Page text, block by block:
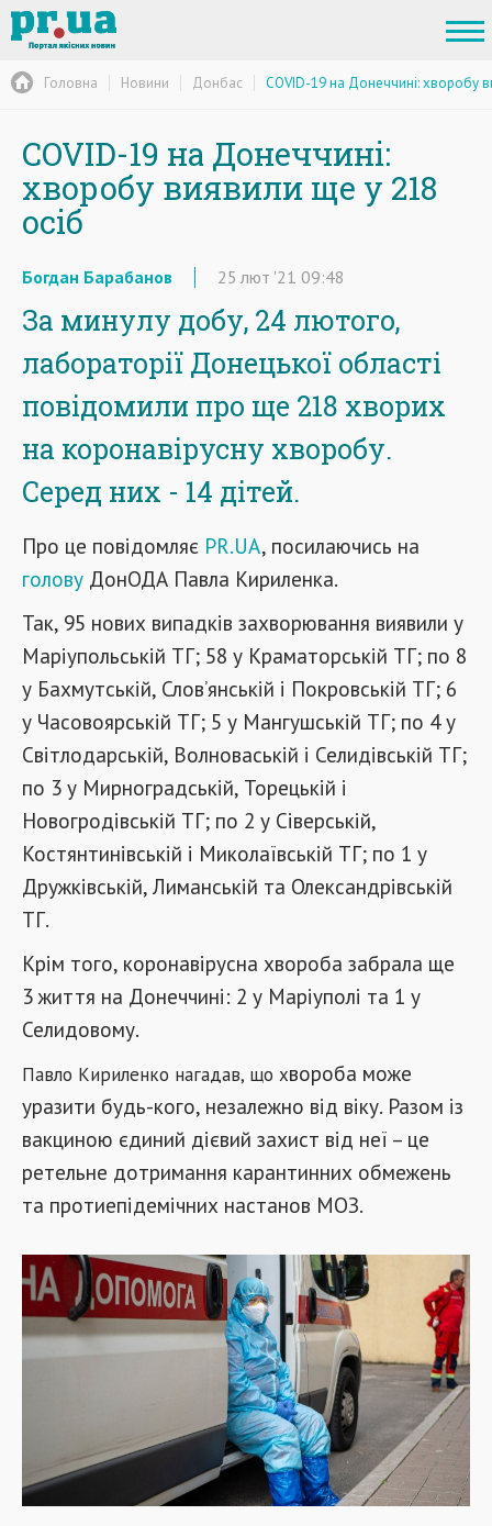
Головна Новини Донбас COVID-19 на Донеччині: хворобу
COVID-19 на Донеччині:
хворобу виявили ще у 218
осіб
Богдан Барабанов 25 лют '21 09:48
За минулу добу, 24 лютого,
лабораторії Донецької області
повідомили про ще 218 хворих
на коронавірусну хворобу.
Серед них - 14 дітей.
Про це повідомляє PR.UA, посилаючись на
голову ДонОДА Павла Кириленка.
Так, 95 нових випадків захворювання виявили у
Маріупольській ТГ; 58 у Краматорській ТГ; по 8
у Бахмутській, Слов’янській і Покровській ТГ; 6
у Часовоярській ТГ; 5 у Мангушській ТГ; по 4 у
Світлодарській, Волноваській і Селидівській ТГ;
по 3 у Мирноградській, Торецькій і
Новогродівській ТГ; по 2 у Сіверській,
Костянтинівській і Миколаївській ТГ; по 1 у
Дружківській, Лиманській та Олександрівській
ТГ.
Крім того, коронавірусна хвороба забрала ще
3 життя на Донеччині: 2 у Маріуполі та 1 у
Селидовому.
Павло Кириленко нагадав, що хвороба може
уразити будь-кого, незалежно від віку. Разом із
вакциною єдиний дієвий захист від неї – це
ретельне дотримання карантинних обмежень
та протиепідемічних настанов МОЗ.